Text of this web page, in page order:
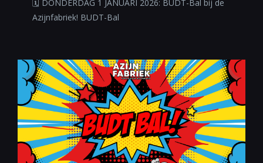
🗓 DONDERDAG 1 JANUARI 2026: BUDT-Bal bij de
Azijnfabriek! BUDT-Bal